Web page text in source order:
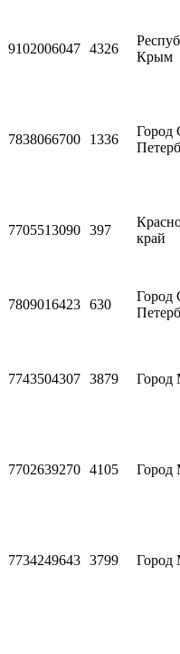
9102006047 4326
Крым
7838066700 1336
Город
7705513090 397
край
7809016423 630
Город
7743504307 3879 Город
7702639270 4105 Город
7734249643 3799 Город